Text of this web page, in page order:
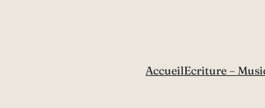
AccueilEcriture –